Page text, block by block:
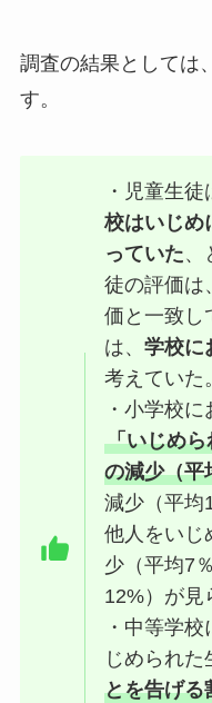
調査の結果としては
す。
・児童生徒
校はいじめ
っていた、
徒の評価は
価と一致し
は、学校に
考えていた
・小学校
「いじめ
の減少（平
減少（平均
他人をいじ
少（平均7
12%）が見
・中等学
じめられた
とを告げる